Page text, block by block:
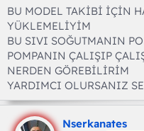
ş
l
a
t
a
n
t
r
i
h
i
BU MODEL TAKİBİ İÇİN
YÜKLEMELİYİM
BU SIVI SOĞUTMANIN
POMPANIN ÇALIŞIP
NERDEN GÖREBİLİRİM
YARDIMCI OLURSANIZ
Nserkanates